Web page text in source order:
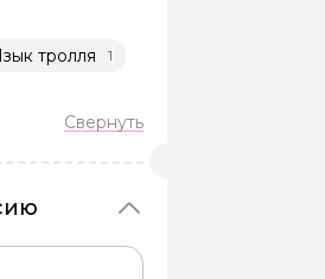
тролля 1